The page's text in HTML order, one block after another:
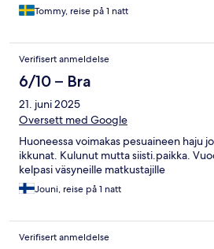
Tommy, reise på 1 natt
Verifisert anmeldelse
6/10 – Bra
21. juni 2025
Oversett med Google
Huoneessa voimakas pesuaineen haju
ikkunat. Kulunut mutta siisti.paikka.
kelpasi väsyneille matkustajille
Jouni, reise på 1 natt
Verifisert anmeldelse